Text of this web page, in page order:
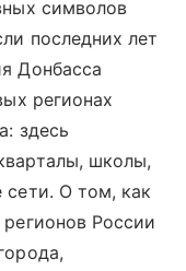
символов
последних лет
Донбасса
регионах
здесь
школы,
О том, как
России